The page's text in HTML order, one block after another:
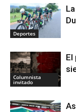
Deportes
Columnista
invitado
El